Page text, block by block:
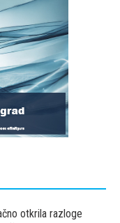
otkrila razloge